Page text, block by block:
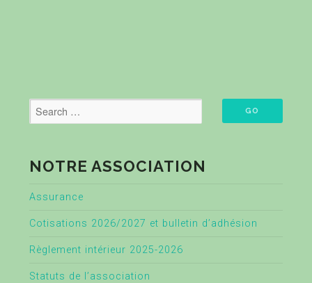
NOTRE ASSOCIATION
Assurance
Cotisations 2026/2027 et bulletin d’adhésion
Règlement intérieur 2025-2026
Statuts de l’association